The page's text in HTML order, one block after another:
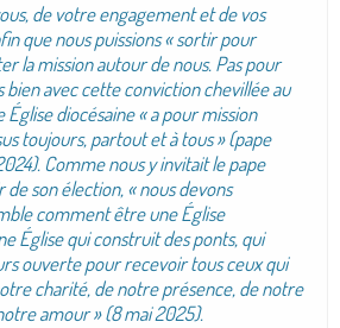
de votre engagement et de vos
que nous puissions « sortir pour
la mission autour de nous. Pas pour
bien avec cette conviction chevillée au
diocésaine « a pour mission
toujours, partout et à tous » (pape
Comme nous y invitait le pape
de son élection, « nous devons
comment être une Église
Église qui construit des ponts, qui
ouverte pour recevoir tous ceux qui
charité, de notre présence, de notre
amour » (8 mai 2025).